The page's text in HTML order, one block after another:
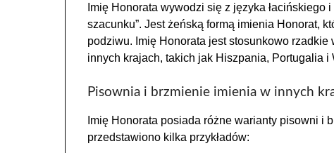
Imię Honorata wywodzi się z języka łacińskiego i
szacunku”. Jest żeńską formą imienia Honorat,
podziwu. Imię Honorata jest stosunkowo
innych krajach, takich jak Hiszpania, Portugalia i
Pisownia i brzmienie imienia w innych
Imię Honorata posiada różne warianty pisowni i
przedstawiono kilka przykładów: